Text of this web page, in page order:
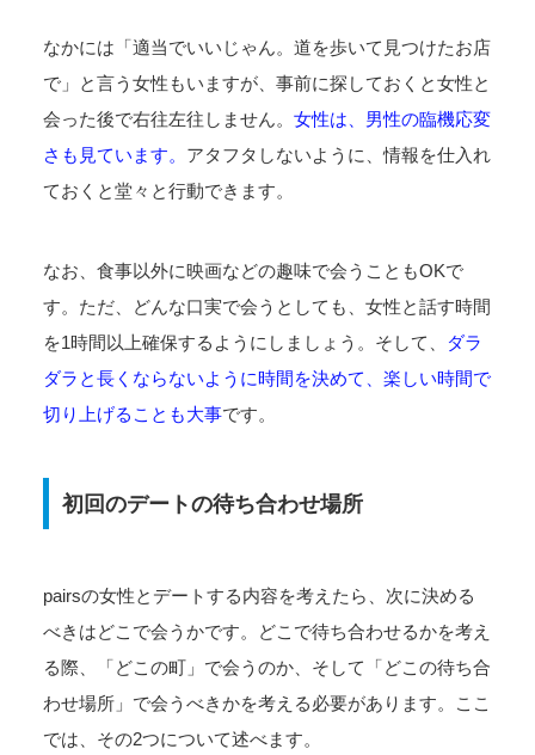
なかには「適当でいいじゃん。道を歩いて見つけたお店
で」と言う女性もいますが、事前に探しておくと女性と
会った後で右往左往しません。 女性は、男性の臨機応変
さも見ています。 アタフタしないように、情報を仕入れ
ておくと堂々と行動できます。
なお、食事以外に映画などの趣味で会うこともOKで
す。ただ、どんな口実で会うとしても、女性と話す時間
を1時間以上確保するようにしましょう。そして、
ダラ
ダラと長くならないように時間を決めて、楽しい時間で
切り上げることも大事です。
初回のデートの待ち合わせ場所
pairsの女性とデートする内容を考えたら、次に決める
べきはどこで会うかです。どこで待ち合わせるかを考え
る際、「どこの町」で会うのか、そして「どこの待ち合
わせ場所」で会うべきかを考える必要があります。ここ
では、その2つについて述べます。